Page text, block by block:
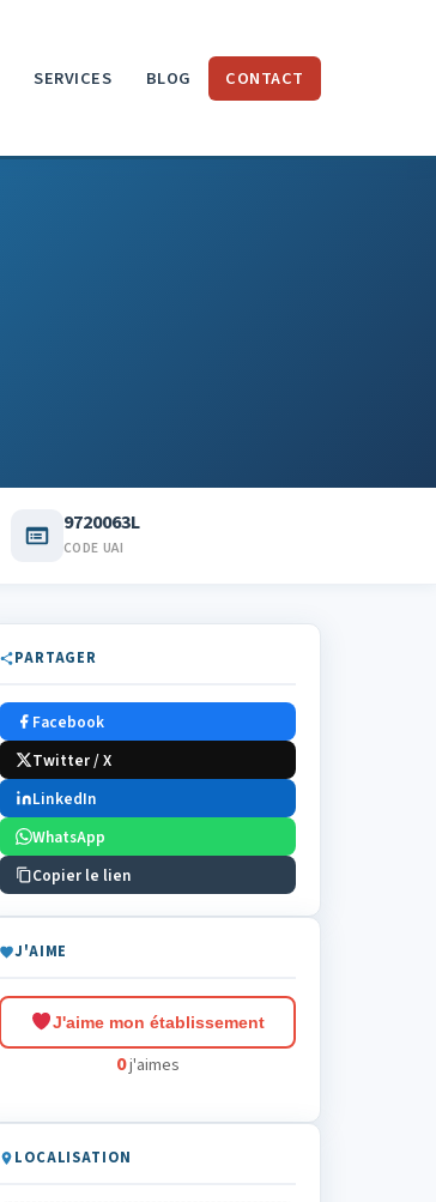
SERVICES BLOG CONTACT
9720063L
CODE UAI
PARTAGER
Facebook
Twitter / X
LinkedIn
WhatsApp
Copier le lien
J'AIME
J'aime mon établissement
0j'aimes
LOCALISATION